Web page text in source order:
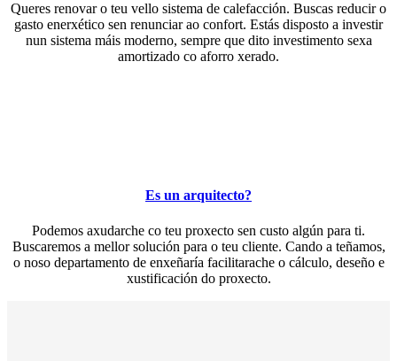
Queres renovar o teu vello sistema de calefacción. Buscas reducir o
gasto enerxético sen renunciar ao confort. Estás disposto a investir
nun sistema máis moderno, sempre que dito investimento sexa
amortizado co aforro xerado.
Es un arquitecto?
Podemos axudarche co teu proxecto sen custo algún para ti.
Buscaremos a mellor solución para o teu cliente. Cando a teñamos,
o noso departamento de enxeñaría facilitarache o cálculo, deseño e
xustificación do proxecto.